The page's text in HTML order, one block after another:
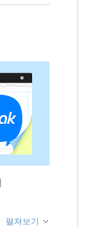
펼쳐보기